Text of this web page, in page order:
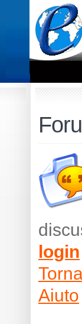
login
Aiuto